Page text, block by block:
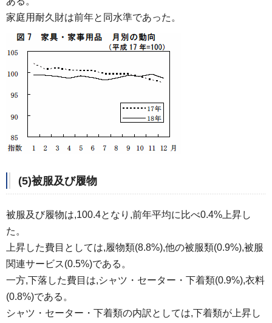
家庭用耐久財は前年と同水準であった。
(5)被服及び履物
被服及び履物は,100.4となり,前年平均に比べ0.4%上昇し
た。
上昇した費目としては,履物類(8.8%),他の被服類(0.9%),被服
関連サービス(0.5%)である。
一方,下落した費目は,シャツ・セーター・下着類(0.9%),衣料
(0.8%)である。
シャツ・セーター・下着類の内訳としては,下着類が上昇し